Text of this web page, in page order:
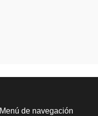
Menú de navegación